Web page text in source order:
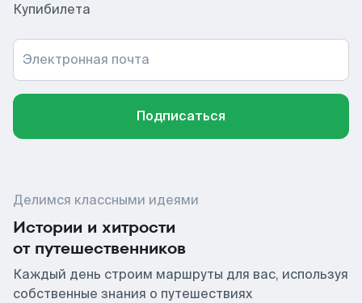
Купибилета
Электронная почта
Подписаться
Делимся классными идеями
Истории и хитрости
от путешественников
Каждый день строим маршруты для вас, используя
собственные знания о путешествиях